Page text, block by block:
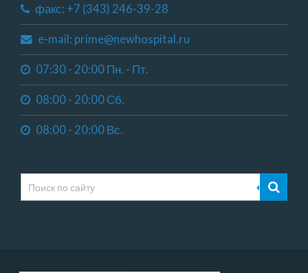
факс: +7 (343) 246-39-28
e-mail: prime@newhospital.ru
07:30 - 20:00 Пн. - Пт.
08:00 - 20:00 Сб.
08:00 - 20:00 Вс.